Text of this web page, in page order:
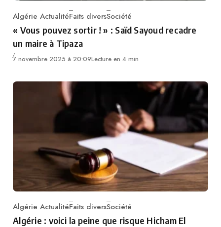
Category
Algérie ActualitéFaits diversSociété
« Vous pouvez sortir ! » : Saïd Sayoud recadre
un maire à Tipaza
7 novembre 2025 à 20:09Lecture en 4 min
Category
Algérie ActualitéFaits diversSociété
Algérie : voici la peine que risque Hicham El